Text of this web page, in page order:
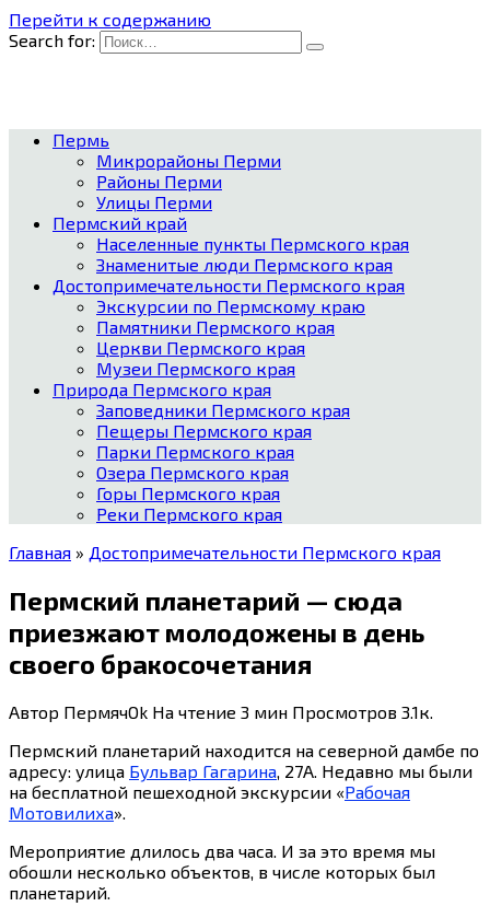
Перейти к содержанию
Search for:
Пермь
Микрорайоны Перми
Районы Перми
Улицы Перми
Пермский край
Населенные пункты Пермского края
Знаменитые люди Пермского края
Достопримечательности Пермского края
Экскурсии по Пермскому краю
Памятники Пермского края
Церкви Пермского края
Музеи Пермского края
Природа Пермского края
Заповедники Пермского края
Пещеры Пермского края
Парки Пермского края
Озера Пермского края
Горы Пермского края
Реки Пермского края
Главная » Достопримечательности Пермского края
Пермский планетарий — сюда
приезжают молодожены в день
своего бракосочетания
Автор ПермячOk На чтение 3 мин Просмотров 3.1к.
Пермский планетарий находится на северной дамбе по
адресу: улица Бульвар Гагарина, 27А. Недавно мы были
на бесплатной пешеходной экскурсии «Рабочая
Мотовилиха».
Мероприятие длилось два часа. И за это время мы
обошли несколько объектов, в числе которых был
планетарий.